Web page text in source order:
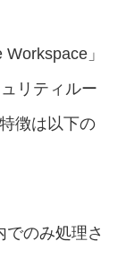
」
リティルー
徴は以下の
でのみ処理さ